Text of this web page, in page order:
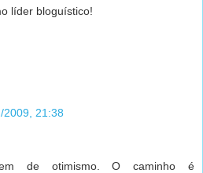
líder bloguístico!
2009, 21:38
de otimismo. O caminho é